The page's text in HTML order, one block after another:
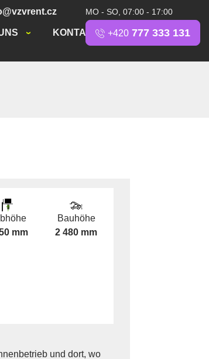
KONTAKT
MO - SO, 07:00 - 17:00
+420 777 333 131
mm
Bauhöhe
2 480 mm
und dort, wo